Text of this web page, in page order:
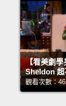
【看美劇
Sheldon 超
觀看次數：